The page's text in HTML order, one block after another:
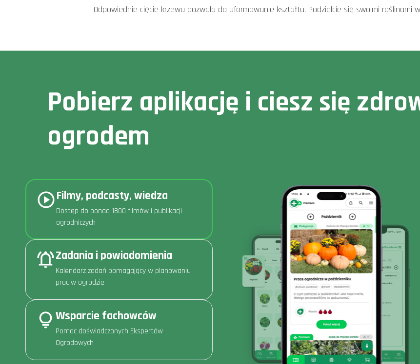
Odpowiednie cięcie krzewu pozwala do uformowanie kształtu. Podzielcie się swoimi roślinami
Pobierz aplikację i ciesz się
ogrodem
Filmy, podcasty, wiedza
Dostęp do ponad 1800 filmów i publikacji
ogrodniczych
Zadania i powiadomienia
Kalendarz zadań pomagający w planowaniu
prac w ogrodzie
Wsparcie fachowców
Pomoc doświadczonych Ekspertów
Ogrodowych